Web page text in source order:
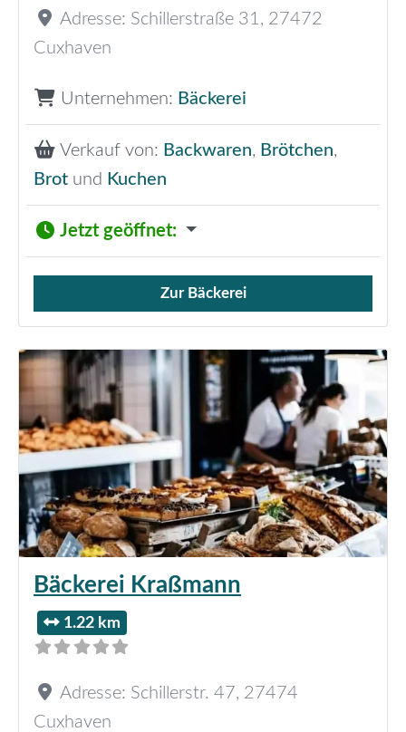
Adresse: Schillerstraße 31, 27472
Cuxhaven
Unternehmen: Bäckerei
Verkauf von: Backwaren, Brötchen,
Brot und Kuchen
Jetzt geöffnet:
Verkauf von Brötchen,
Zur Bäckerei
Bäckerei Kraßmann
1.22 km
Adresse: Schillerstr. 47, 27474
Cuxhaven